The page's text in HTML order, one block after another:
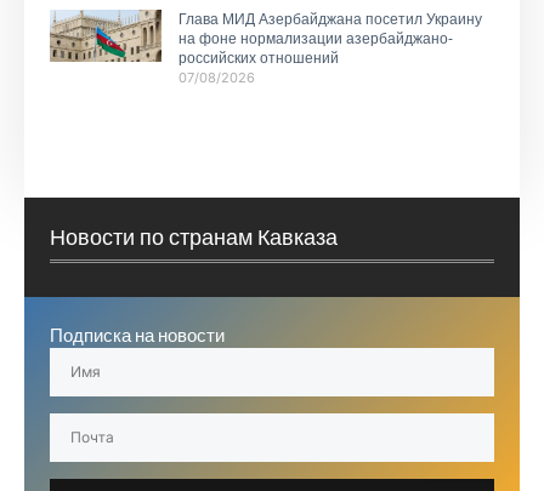
Глава МИД Азербайджана посетил Украину
на фоне нормализации азербайджано-
российских отношений
07/08/2026
Новости по странам Кавказа
Подписка на новости